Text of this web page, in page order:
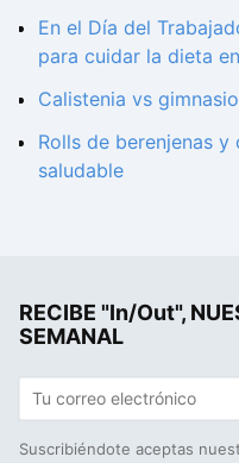
En el Día del
para cuidar la dieta
Calistenia vs gimnasio
Rolls de berenjenas y
saludable
RECIBE "In/Out",
SEMANAL
Suscribiéndote aceptas